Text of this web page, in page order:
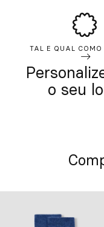
TAL E QUAL
o seu